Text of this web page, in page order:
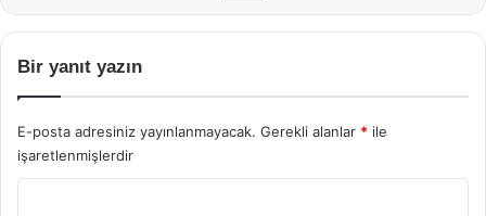
Bir yanıt yazın
E-posta adresiniz yayınlanmayacak. Gerekli alanlar * ile
işaretlenmişlerdir